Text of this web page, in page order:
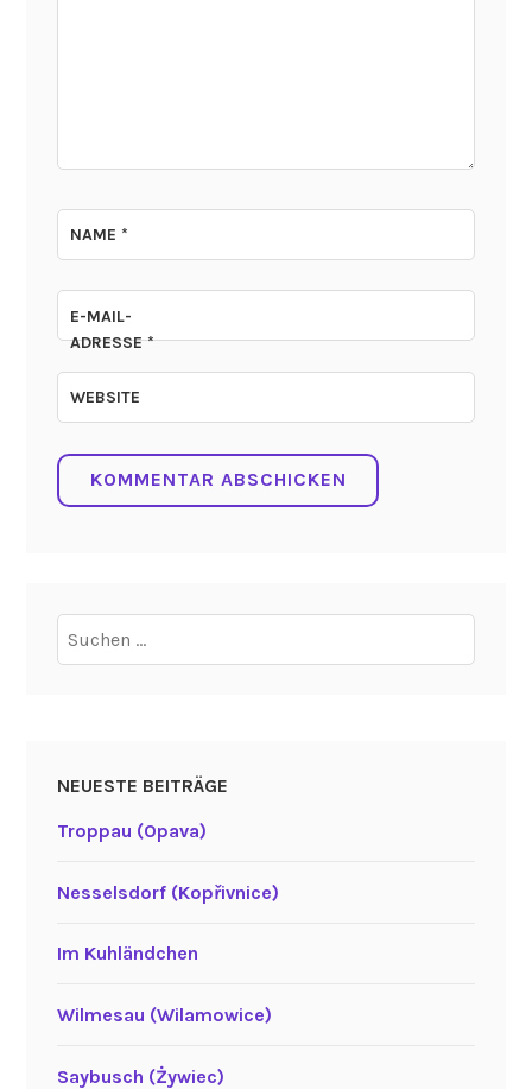
NAME*
E-MAIL-
ADRESSE*
WEBSITE
Suchen
nach:
NEUESTE BEITRÄGE
Troppau (Opava)
Nesselsdorf (Kopřivnice)
Im Kuhländchen
Wilmesau (Wilamowice)
Saybusch (Żywiec)